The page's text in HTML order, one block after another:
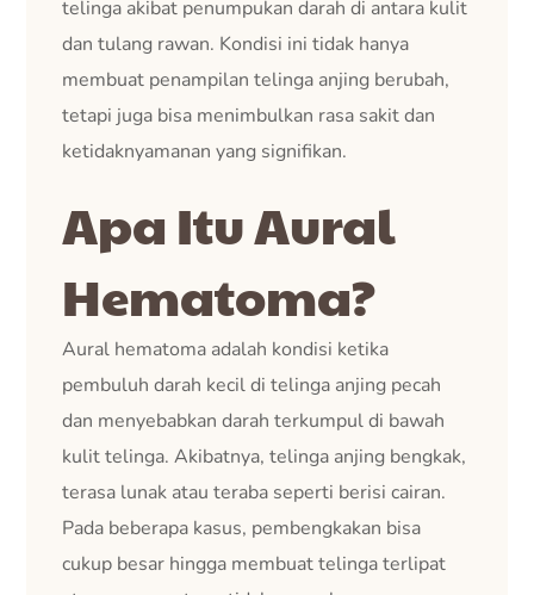
telinga akibat penumpukan darah di antara kulit
dan tulang rawan. Kondisi ini tidak hanya
membuat penampilan telinga anjing berubah,
tetapi juga bisa menimbulkan rasa sakit dan
ketidaknyamanan yang signifikan.
Apa Itu Aural
Hematoma?
Aural hematoma adalah kondisi ketika
pembuluh darah kecil di telinga anjing pecah
dan menyebabkan darah terkumpul di bawah
kulit telinga. Akibatnya, telinga anjing bengkak,
terasa lunak atau teraba seperti berisi cairan.
Pada beberapa kasus, pembengkakan bisa
cukup besar hingga membuat telinga terlipat